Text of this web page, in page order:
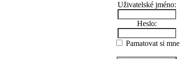
Uživatelské jméno:
Heslo:
Pamatovat si mne